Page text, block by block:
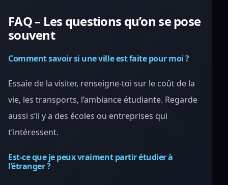
FAQ – Les questions qu’on se pose
souvent
Comment savoir si une ville est faite pour moi ?
Essaie de la visiter, renseigne-toi sur le coût de la
vie, les transports, l’ambiance étudiante. Regarde
aussi s’il y a des écoles ou entreprises qui
t’intéressent.
Est-ce que je peux vraiment partir étudier à
l’étranger ?